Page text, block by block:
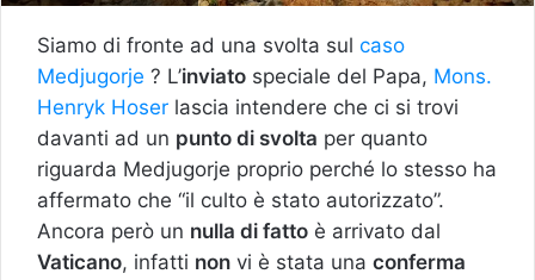
Siamo di fronte ad una svolta sul caso
Medjugorje ? L’inviato speciale del Papa, Mons.
Henryk Hoser lascia intendere che ci si trovi
davanti ad un punto di svolta per quanto
riguarda Medjugorje proprio perché lo stesso ha
affermato che “il culto è stato autorizzato”.
Ancora però un nulla di fatto è arrivato dal
Vaticano, infatti non vi è stata una conferma